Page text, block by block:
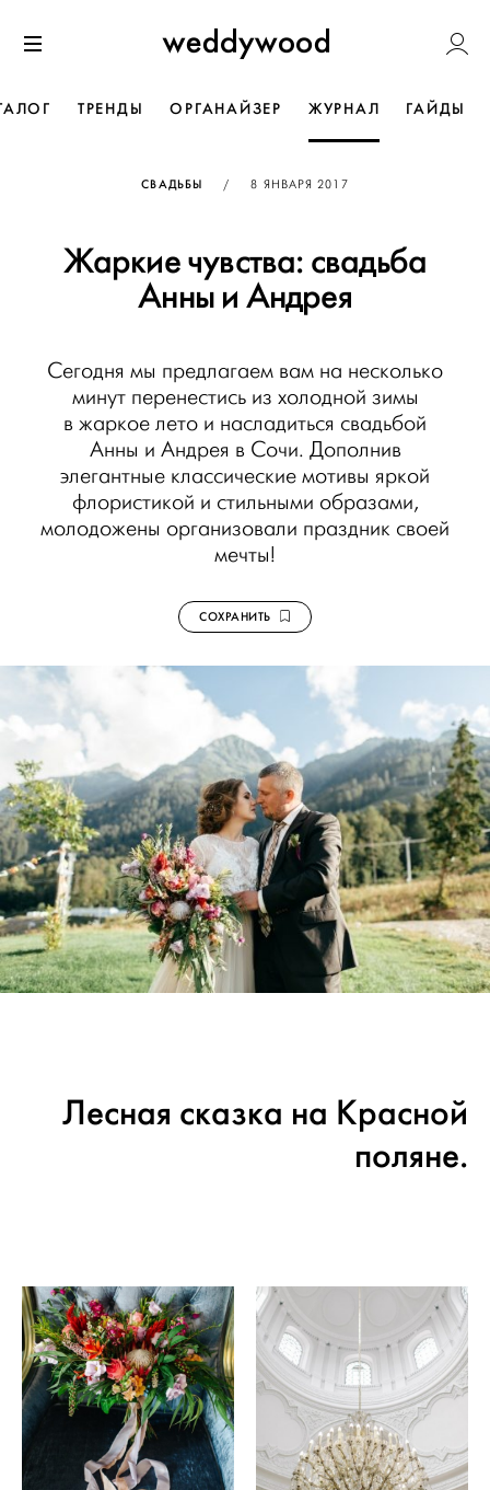
к содержанию
Weddywood
ТРЕНДЫ ОРГАНАЙЗЕР ЖУРНАЛ ГАЙДЫ
СВАДЬБЫ / ОПУБЛИКОВАНО
8 ЯНВАРЯ 2017
Жаркие чувства: свадьба
Анны и Андрея
Сегодня мы предлагаем вам на несколько
минут перенестись из холодной зимы
в жаркое лето и насладиться свадьбой
Анны и Андрея в Сочи. Дополнив
элегантные классические мотивы яркой
флористикой и стильными образами,
молодожены организовали праздник своей
мечты!
СОХРАНИТЬ
Лесная сказка на Красной
поляне.